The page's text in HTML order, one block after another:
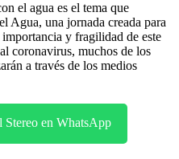
el agua es el tema que
Agua, una jornada creada para
y fragilidad de este
coronavirus, muchos de los
a través de los medios
Stereo en WhatsApp